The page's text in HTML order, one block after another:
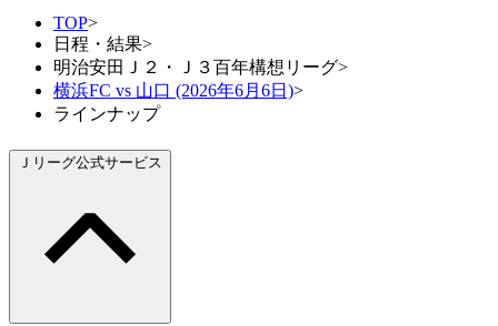
TOP>
日程・結果>
明治安田Ｊ２・Ｊ３百年構想リーグ>
横浜FC vs 山口 (2026年6月6日)>
ラインナップ
Ｊリーグ公式サービス